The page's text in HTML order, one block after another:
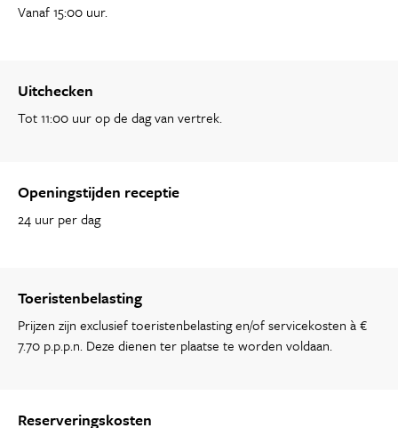
Vanaf 15:00 uur.
Uitchecken
Tot 11:00 uur op de dag van vertrek.
Openingstijden receptie
24 uur per dag
Toeristenbelasting
Prijzen zijn exclusief toeristenbelasting en/of servicekosten à €
7.70 p.p.p.n. Deze dienen ter plaatse te worden voldaan.
Reserveringskosten